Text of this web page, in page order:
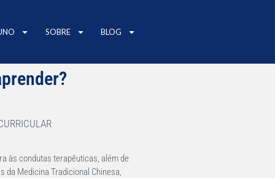
SOBRE BLOG
às condutas terapêuticas, além de
Medicina Tradicional Chinesa,